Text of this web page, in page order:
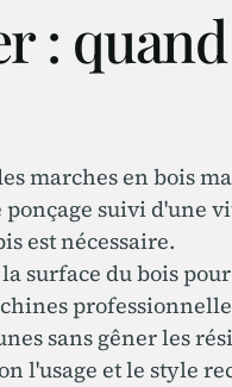
:
marches en bois
ponçage suivi
est nécessaire.
surface du bois
sans gêner les
l'usage et le style